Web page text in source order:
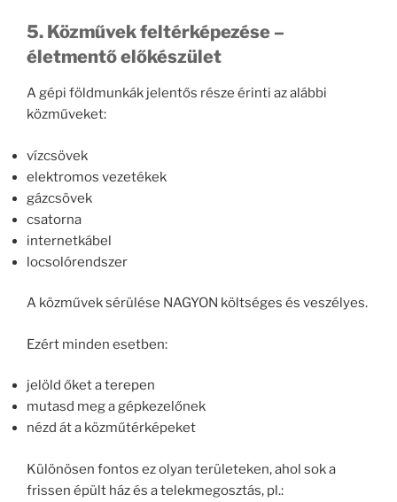
5. Közművek feltérképezése –
életmentő előkészület
A gépi földmunkák jelentős része érinti az alábbi
közműveket:
vízcsövek
elektromos vezetékek
gázcsövek
csatorna
internetkábel
locsolórendszer
A közművek sérülése NAGYON költséges és veszélyes.
Ezért minden esetben:
jelöld őket a terepen
mutasd meg a gépkezelőnek
nézd át a közműtérképeket
Különösen fontos ez olyan területeken, ahol sok a
frissen épült ház és a telekmegosztás, pl.: